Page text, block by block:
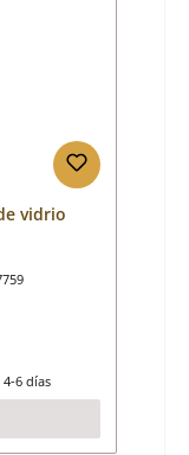
vidrio
6 días